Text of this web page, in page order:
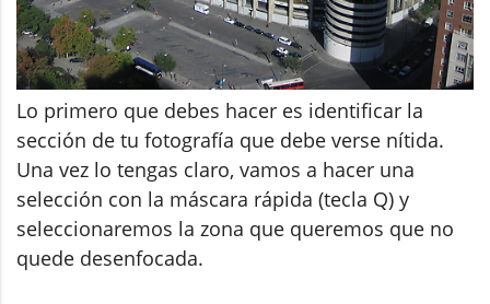
Lo primero que debes hacer es identificar la
sección de tu fotografía que debe verse nítida.
Una vez lo tengas claro, vamos a hacer una
selección con la máscara rápida (tecla Q) y
seleccionaremos la zona que queremos que no
quede desenfocada.